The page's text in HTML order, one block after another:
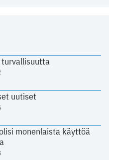
turvallisuutta
uutiset
monenlaista käyttöä